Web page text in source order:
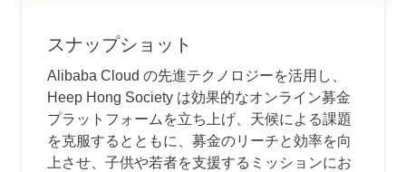
スナップショット
Alibaba Cloud の先進テクノロジーを活用し、
Heep Hong Society は効果的なオンライン募金
プラットフォームを立ち上げ、天候による課題
を克服するとともに、募金のリーチと効率を向
上させ、子供や若者を支援するミッションにお